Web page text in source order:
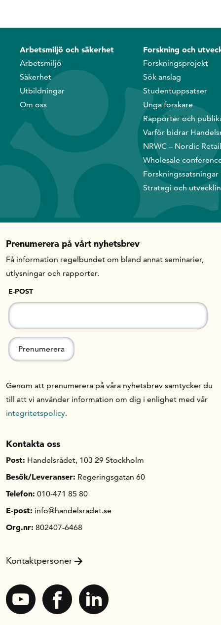
Arbetsmiljö och säkerhet
Arbetsmiljö
Säkerhet
Utbildningar
Om oss
Forskning och
Forskningsprojekt
Sök anslag
Studentuppsatser
Unga forskare
Rapporter och
Varför bidrar
NRWC – Nordic
Wholesale
Forskningssatsningar
Strategi och
Prenumerera på vårt nyhetsbrev
Få information regelbundet om bland annat seminarier,
utlysningar och rapporter.
E-POST
Genom att prenumerera på våra nyhetsbrev samtycker du
till att vi använder information om dig i enlighet med vår
integritetspolicy.
Kontakta oss
Post: Handelsrådet, 103 29 Stockholm
Besök/Leveranser: Regeringsgatan 60
Telefon: 010-471 85 80
E-post: info@handelsradet.se
Org.nr: 802407-6468
Kontaktpersoner